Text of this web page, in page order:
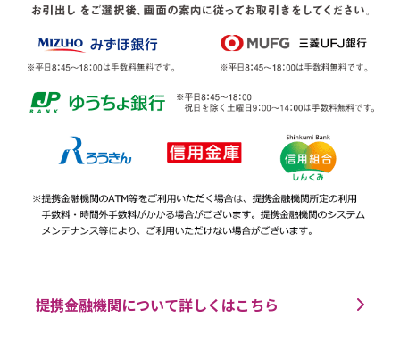
提携金融機関について詳しくはこちら